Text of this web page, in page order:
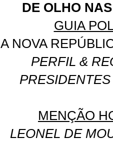
DE OLHO
GUIA
A NOVA
PERFIL &
MENÇÃO
LEONEL DE